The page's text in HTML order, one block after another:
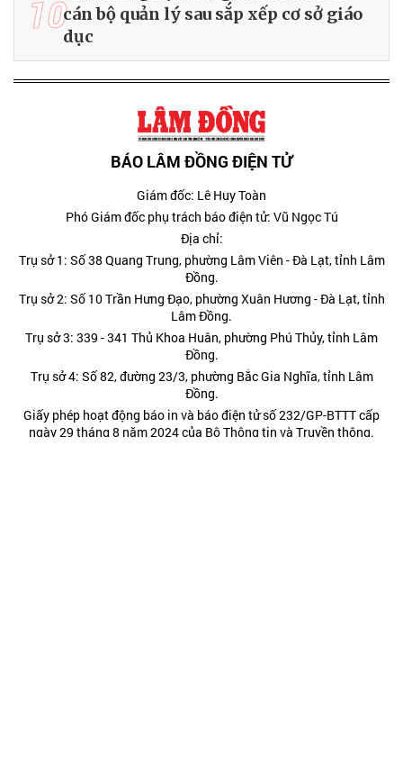
10cán bộ quản lý sau sắp xếp cơ sở giáo
dục
BÁO LÂM ĐỒNG ĐIỆN TỬ
Giám đốc: Lê Huy Toàn
Phó Giám đốc phụ trách báo điện tử: Vũ Ngọc Tú
Địa chỉ:
Trụ sở 1: Số 38 Quang Trung, phường Lâm Viên - Đà Lạt, tỉnh Lâm
Đồng.
Trụ sở 2: Số 10 Trần Hưng Đạo, phường Xuân Hương - Đà Lạt, tỉnh
Lâm Đồng.
Trụ sở 3: 339 - 341 Thủ Khoa Huân, phường Phú Thủy, tỉnh Lâm
Đồng.
Trụ sở 4: Số 82, đường 23/3, phường Bắc Gia Nghĩa, tỉnh Lâm
Đồng.
Giấy phép hoạt động báo in và báo điện tử số 232/GP-BTTT cấp
ngày 29 tháng 8 năm 2024 của Bộ Thông tin và Truyền thông.